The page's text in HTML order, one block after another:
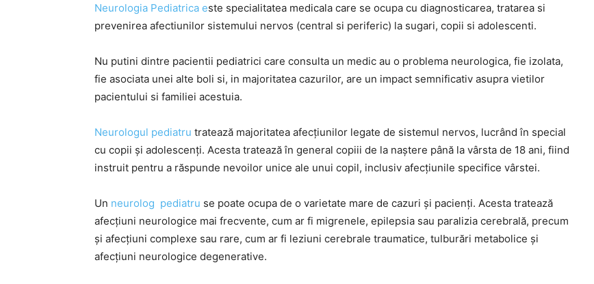
Neurologia Pediatrica este specialitatea medicala care se ocupa cu diagnosticarea, tratarea si
prevenirea afectiunilor sistemului nervos (central si periferic) la sugari, copii si adolescenti.
Nu putini dintre pacientii pediatrici care consulta un medic au o problema neurologica, fie izolata,
fie asociata unei alte boli si, in majoritatea cazurilor, are un impact semnificativ asupra vietilor
pacientului si familiei acestuia.
Neurologul pediatru tratează majoritatea afecțiunilor legate de sistemul nervos, lucrând în special
cu copii și adolescenți. Acesta tratează în general copiii de la naștere până la vârsta de 18 ani, fiind
instruit pentru a răspunde nevoilor unice ale unui copil, inclusiv afecțiunile specifice vârstei.
Un neurolog pediatru se poate ocupa de o varietate mare de cazuri și pacienți. Acesta tratează
afecțiuni neurologice mai frecvente, cum ar fi migrenele, epilepsia sau paralizia cerebrală, precum
și afecțiuni complexe sau rare, cum ar fi leziuni cerebrale traumatice, tulburări metabolice și
afecțiuni neurologice degenerative.